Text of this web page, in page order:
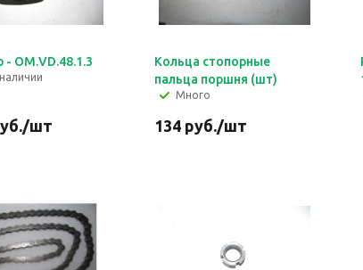
- ОМ.VD.48.1.3
/шт
Кольца стопорные
пальца поршня (шт)
Много
134руб./шт